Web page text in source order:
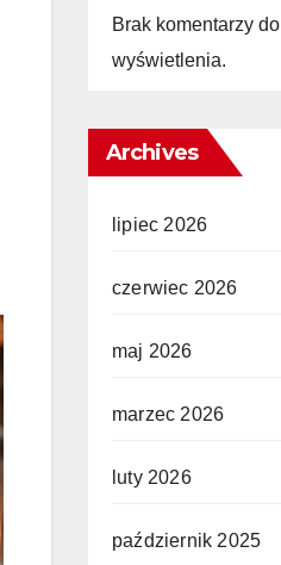
Brak komentarzy do
wyświetlenia.
Archives
lipiec 2026
czerwiec 2026
maj 2026
marzec 2026
luty 2026
październik 2025